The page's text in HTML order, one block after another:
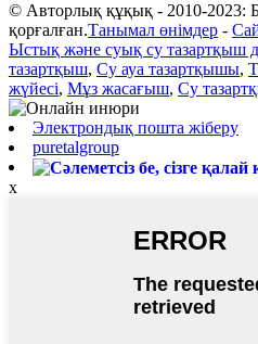
© Авторлық құқық - 2010-2023:
қорғалған.Танымал өнімдер -
Ыстық және суық су тазартқыш
тазартқыш, Су ауа тазартқышы,
жүйесі, Мұз жасағыш, Су
Электрондық пошта жіберу
puretalgroup
x